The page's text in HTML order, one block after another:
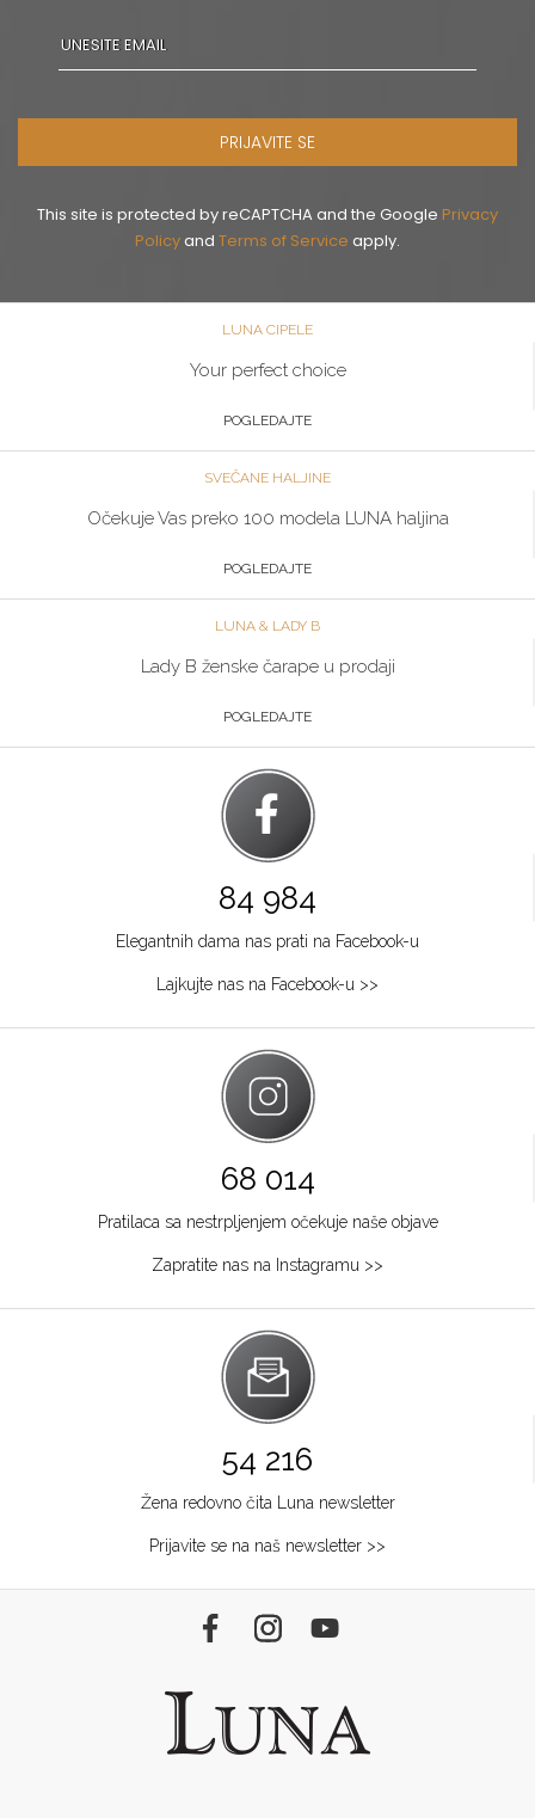
PRIJAVITE SE
This site is protected by reCAPTCHA and the Google Privacy
Policyand Terms of Service apply.
LUNA CIPELE
Your perfect choice
POGLEDAJTE
SVEČANE HALJINE
Očekuje Vas preko 100 modela LUNA haljina
POGLEDAJTE
LUNA & LADY B
Lady B ženske čarape u prodaji
POGLEDAJTE
84 984
Elegantnih dama nas prati na Facebook-u
Lajkujte nas na Facebook-u >>
68 014
Pratilaca sa nestrpljenjem očekuje naše objave
Zapratite nas na Instagramu >>
54 216
Žena redovno čita Luna newsletter
Prijavite se na naš newsletter >>